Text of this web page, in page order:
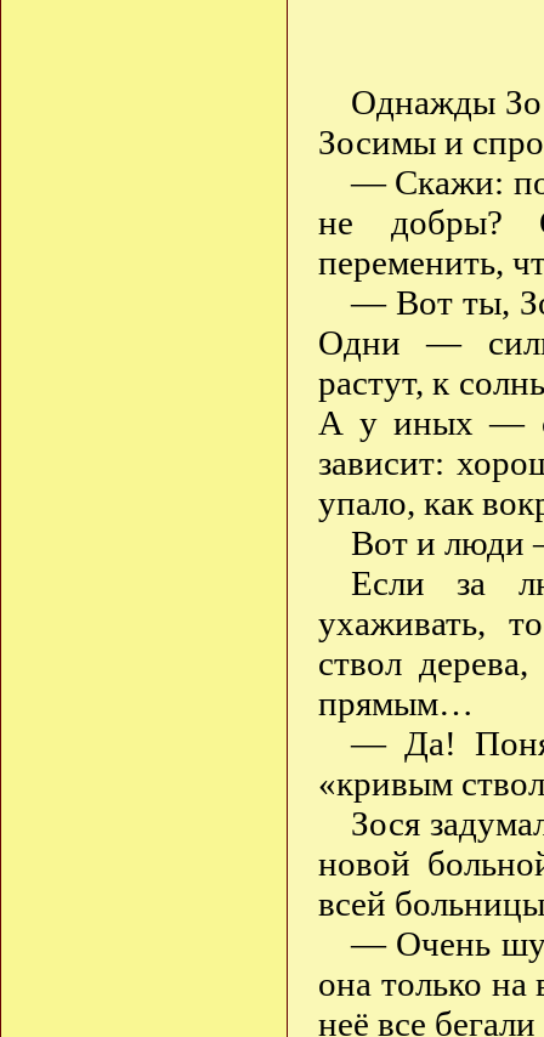
Однажды
Зосимы и
— Скажи:
не добры?
переменить,
— Вот ты,
Одни —
растут, к
А у иных —
зависит:
упало, как
Вот и люди
Если за
ухаживать,
ствол
прямым…
— Да!
«кривым
Зося
новой
всей
— Очень
она только на
неё все